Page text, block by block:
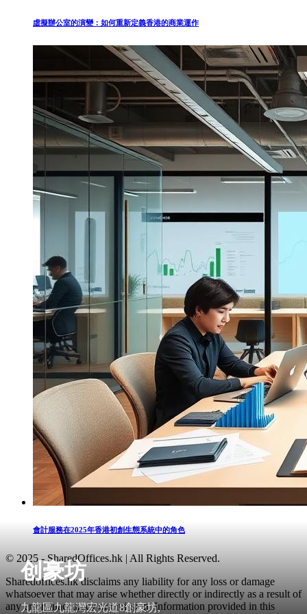
创豪坊
九龍區九龍灣宏光道8創豪坊,
虛擬辦公室的演變：如何重新定義香港的商業運作
會計服務在2025年香港初創生態系統中的角色
© 2025 - SharedOffices.hk | All Rights Reserved.
Sharedoffices.hk disclaims any liability for any loss or damage
whatsoever that may arise whether directly or indirectly as a result of
any error, inaccuracy or omission. Information provided in this